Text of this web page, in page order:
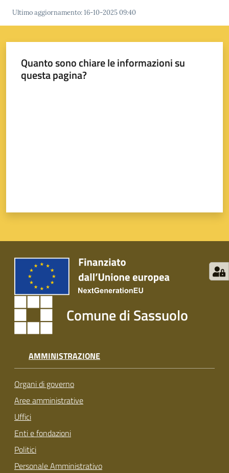
o
Tutti
argomenti...
Ultimo aggiornamento:16-10-2025 09:40
Quanto sono chiare le informazioni su
questa pagina?
Comune di Sassuolo
AMMINISTRAZIONE
Organi di governo
Aree amministrative
Uffici
Enti e fondazioni
Politici
Personale Amministrativo